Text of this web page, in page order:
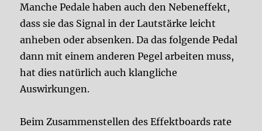
Manche Pedale haben auch den Nebeneffekt,
dass sie das Signal in der Lautstärke leicht
anheben oder absenken. Da das folgende Pedal
dann mit einem anderen Pegel arbeiten muss,
hat dies natürlich auch klangliche
Auswirkungen.
Beim Zusammenstellen des Effektboards rate